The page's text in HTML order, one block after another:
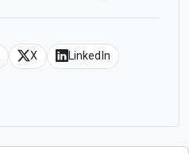
X
LinkedIn